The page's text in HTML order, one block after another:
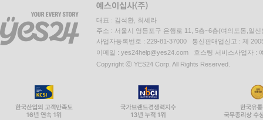
대표 : 김석환, 최세라
주소 : 서울시 영등포구 은행로 11, 5층~6층(여의도동,일신
사업자등록번호 : 229-81-37000 통신판매업신고 : 제
이메일 : yes24help@yes24.com 호스팅 서비스사업자 :
Copyright ⓒ YES24 Corp. All Rights Reserved.